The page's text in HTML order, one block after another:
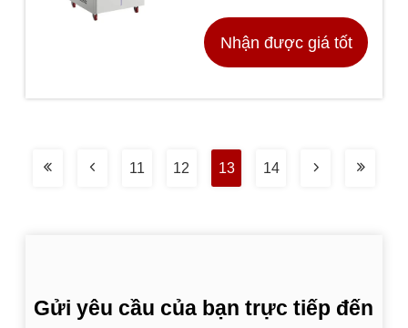
Nhận được giá tốt
11 12 13 14
Gửi yêu cầu của bạn trực tiếp đến